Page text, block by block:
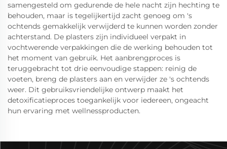
samengesteld om gedurende de hele nacht zijn hechting te
behouden, maar is tegelijkertijd zacht genoeg om 's
ochtends gemakkelijk verwijderd te kunnen worden zonder
achterstand. De plasters zijn individueel verpakt in
vochtwerende verpakkingen die de werking behouden tot
het moment van gebruik. Het aanbrengproces is
teruggebracht tot drie eenvoudige stappen: reinig de
voeten, breng de plasters aan en verwijder ze 's ochtends
weer. Dit gebruiksvriendelijke ontwerp maakt het
detoxificatieproces toegankelijk voor iedereen, ongeacht
hun ervaring met wellnessproducten.